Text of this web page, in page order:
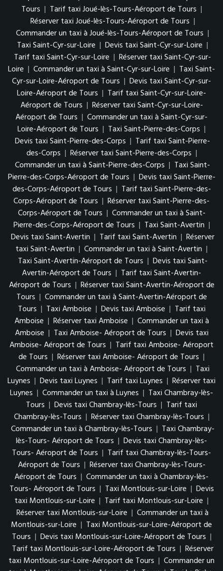
Tours | Tarif taxi Joué-lès-Tours-Aéroport de Tours |
Réserver taxi Joué-lès-Tours-Aéroport de Tours |
Commander un taxi à Joué-lès-Tours-Aéroport de Tours |
Taxi Saint-Cyr-sur-Loire | Devis taxi Saint-Cyr-sur-Loire |
Tarif taxi Saint-Cyr-sur-Loire | Réserver taxi Saint-Cyr-sur-
Loire | Commander un taxi à Saint-Cyr-sur-Loire | Taxi Saint-
Cyr-sur-Loire-Aéroport de Tours | Devis taxi Saint-Cyr-sur-
Loire-Aéroport de Tours | Tarif taxi Saint-Cyr-sur-Loire-
Aéroport de Tours | Réserver taxi Saint-Cyr-sur-Loire-
Aéroport de Tours | Commander un taxi à Saint-Cyr-sur-
Loire-Aéroport de Tours | Taxi Saint-Pierre-des-Corps |
Devis taxi Saint-Pierre-des-Corps | Tarif taxi Saint-Pierre-
des-Corps | Réserver taxi Saint-Pierre-des-Corps |
Commander un taxi à Saint-Pierre-des-Corps | Taxi Saint-
Pierre-des-Corps-Aéroport de Tours | Devis taxi Saint-Pierre-
des-Corps-Aéroport de Tours | Tarif taxi Saint-Pierre-des-
Corps-Aéroport de Tours | Réserver taxi Saint-Pierre-des-
Corps-Aéroport de Tours | Commander un taxi à Saint-
Pierre-des-Corps-Aéroport de Tours | Taxi Saint-Avertin |
Devis taxi Saint-Avertin | Tarif taxi Saint-Avertin | Réserver
taxi Saint-Avertin | Commander un taxi à Saint-Avertin |
Taxi Saint-Avertin-Aéroport de Tours | Devis taxi Saint-
Avertin-Aéroport de Tours | Tarif taxi Saint-Avertin-
Aéroport de Tours | Réserver taxi Saint-Avertin-Aéroport de
Tours | Commander un taxi à Saint-Avertin-Aéroport de
Tours | Taxi Amboise | Devis taxi Amboise | Tarif taxi
Amboise | Réserver taxi Amboise | Commander un taxi à
Amboise | Taxi Amboise- Aéroport de Tours | Devis taxi
Amboise- Aéroport de Tours | Tarif taxi Amboise- Aéroport
de Tours | Réserver taxi Amboise- Aéroport de Tours |
Commander un taxi à Amboise- Aéroport de Tours | Taxi
Luynes | Devis taxi Luynes | Tarif taxi Luynes | Réserver taxi
Luynes | Commander un taxi à Luynes | Taxi Chambray-lès-
Tours | Devis taxi Chambray-lès-Tours | Tarif taxi
Chambray-lès-Tours | Réserver taxi Chambray-lès-Tours |
Commander un taxi à Chambray-lès-Tours | Taxi Chambray-
lès-Tours- Aéroport de Tours | Devis taxi Chambray-lès-
Tours- Aéroport de Tours | Tarif taxi Chambray-lès-Tours-
Aéroport de Tours | Réserver taxi Chambray-lès-Tours-
Aéroport de Tours | Commander un taxi à Chambray-lès-
Tours- Aéroport de Tours | Taxi Montlouis-sur-Loire | Devis
taxi Montlouis-sur-Loire | Tarif taxi Montlouis-sur-Loire |
Réserver taxi Montlouis-sur-Loire | Commander un taxi à
Montlouis-sur-Loire | Taxi Montlouis-sur-Loire-Aéroport de
Tours | Devis taxi Montlouis-sur-Loire-Aéroport de Tours |
Tarif taxi Montlouis-sur-Loire-Aéroport de Tours | Réserver
taxi Montlouis-sur-Loire-Aéroport de Tours | Commander un